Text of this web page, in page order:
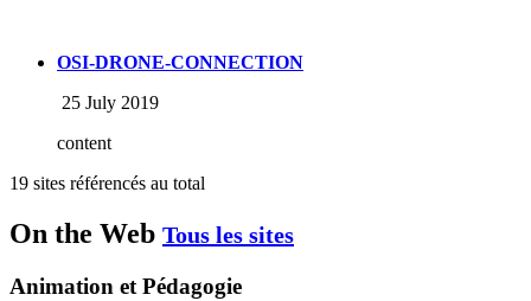
OSI-DRONE-CONNECTION
25 July 2019
content
19 sites référencés au total
On the Web Tous les sites
Animation et Pédagogie